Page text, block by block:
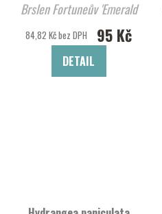
Brslen Fortuneův 'Emerald
84,82 Kč bez DPH 95 Kč
DETAIL